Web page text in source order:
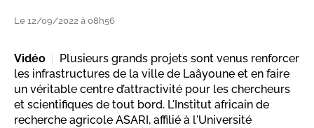
Le 12/09/2022 à 08h56
Vidéo
Plusieurs grands projets sont venus renforcer
les infrastructures de la ville de Laâyoune et en faire
un véritable centre d’attractivité pour les chercheurs
et scientifiques de tout bord. L'Institut africain de
recherche agricole ASARI, affilié à l'Université